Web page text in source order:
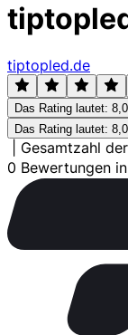
tiptopled.de
Das Rating lautet: 8,0
Das Rating lautet: 8,0
Gesamtzahl
0 Bewertungen